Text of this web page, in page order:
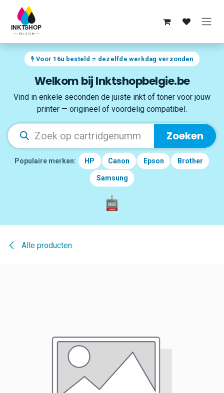
Overslaan naar inhoud
Voor 16u besteld = dezelfde werkdag verzonden
Welkom bij Inktshopbelgie.be
Vind in enkele seconden de juiste inkt of toner voor jouw
printer — origineel of voordelig compatibel.
Zoeken
Populaire merken: HP Canon Epson Brother
Samsung
Alle producten